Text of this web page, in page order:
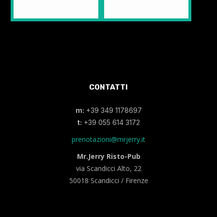
CONTATTI
m: +39 349 1178697
t: +39 055 614 3172
prenotazioni@mrjerry.it
Mr.Jerry Risto-Pub
via Scandicci Alto, 22
50018 Scandicci / Firenze